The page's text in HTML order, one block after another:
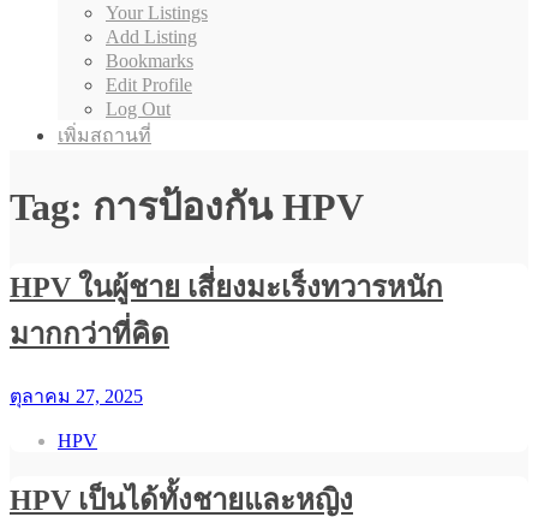
Your Listings
Add Listing
Bookmarks
Edit Profile
Log Out
เพิ่มสถานที่
Tag: การป้องกัน HPV
HPV ในผู้ชาย เสี่ยงมะเร็งทวารหนัก
มากกว่าที่คิด
ตุลาคม 27, 2025
HPV
HPV เป็นได้ทั้งชายและหญิง